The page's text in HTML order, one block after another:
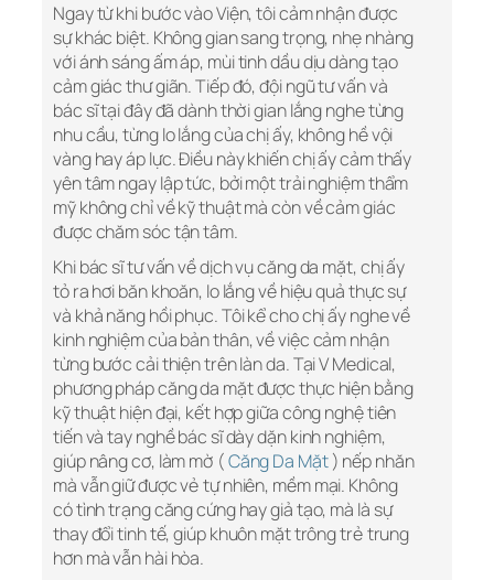
Ngay từ khi bước vào Viện, tôi cảm nhận được
sự khác biệt. Không gian sang trọng, nhẹ nhàng
với ánh sáng ấm áp, mùi tinh dầu dịu dàng tạo
cảm giác thư giãn. Tiếp đó, đội ngũ tư vấn và
bác sĩ tại đây đã dành thời gian lắng nghe từng
nhu cầu, từng lo lắng của chị ấy, không hề vội
vàng hay áp lực. Điều này khiến chị ấy cảm thấy
yên tâm ngay lập tức, bởi một trải nghiệm thẩm
mỹ không chỉ về kỹ thuật mà còn về cảm giác
được chăm sóc tận tâm.
Khi bác sĩ tư vấn về dịch vụ căng da mặt, chị ấy
tỏ ra hơi băn khoăn, lo lắng về hiệu quả thực sự
và khả năng hồi phục. Tôi kể cho chị ấy nghe về
kinh nghiệm của bản thân, về việc cảm nhận
từng bước cải thiện trên làn da. Tại V Medical,
phương pháp căng da mặt được thực hiện bằng
kỹ thuật hiện đại, kết hợp giữa công nghệ tiên
tiến và tay nghề bác sĩ dày dặn kinh nghiệm,
giúp nâng cơ, làm mờ (Căng Da Mặt) nếp nhăn
mà vẫn giữ được vẻ tự nhiên, mềm mại. Không
có tình trạng căng cứng hay giả tạo, mà là sự
thay đổi tinh tế, giúp khuôn mặt trông trẻ trung
hơn mà vẫn hài hòa.